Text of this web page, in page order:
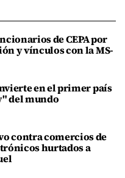
de CEPA por
y vínculos con la MS-
en el primer país
del mundo
contra comercios de
hurtados a